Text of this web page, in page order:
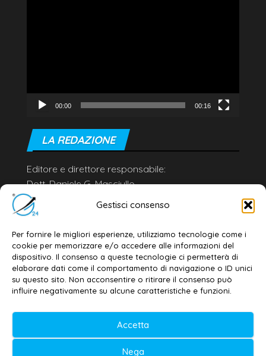
Gestisci consenso
Per fornire le migliori esperienze, utilizziamo tecnologie come i
cookie per memorizzare e/o accedere alle informazioni del
dispositivo. Il consenso a queste tecnologie ci permetterà di
elaborare dati come il comportamento di navigazione o ID unici
su questo sito. Non acconsentire o ritirare il consenso può
influire negativamente su alcune caratteristiche e funzioni.
Accetta
Nega
00:00 00:16
LA REDAZIONE
Editore e direttore responsabile:
Dott. Daniele G. Masciullo
Email:
redazione@galatina24.it
Privacy policy–Cookie policy
© 2020-2026 | Galatina24 ®
Testata iscritta al n. 11/2020 Registro della
Stampa Tribunale di Lecce
Editore e direttore responsabile: